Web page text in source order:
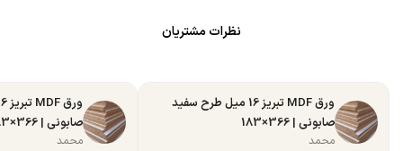
نظرات مشتریان
ورق MDF تبریز 16 میل طرح سفید
صابونی | 366×183
محمد
صابونی | 366×183
محمد